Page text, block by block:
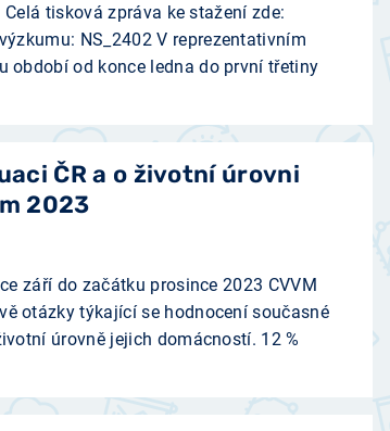
tisková zpráva ke stažení zde:
NS_2402 V reprezentativním
období od konce ledna do první třetiny
ČR a o životní úrovni
2023
září do začátku prosince 2023 CVVM
otázky týkající se hodnocení současné
úrovně jejich domácností. 12 %